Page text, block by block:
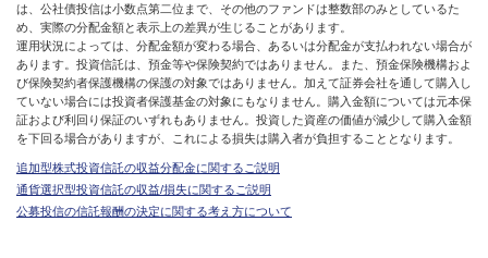
は、公社債投信は小数点第二位まで、その他のファンドは整数部のみとしているた
め、実際の分配金額と表示上の差異が生じることがあります。
運用状況によっては、分配金額が変わる場合、あるいは分配金が支払われない場合が
あります。投資信託は、預金等や保険契約ではありません。また、預金保険機構およ
び保険契約者保護機構の保護の対象ではありません。加えて証券会社を通して購入し
ていない場合には投資者保護基金の対象にもなりません。購入金額については元本保
証および利回り保証のいずれもありません。投資した資産の価値が減少して購入金額
を下回る場合がありますが、これによる損失は購入者が負担することとなります。
追加型株式投資信託の収益分配金に関するご説明
通貨選択型投資信託の収益/損失に関するご説明
公募投信の信託報酬の決定に関する考え方について